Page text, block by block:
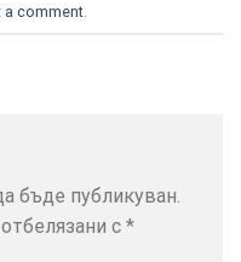
a comment
бъде публикуван.
с *